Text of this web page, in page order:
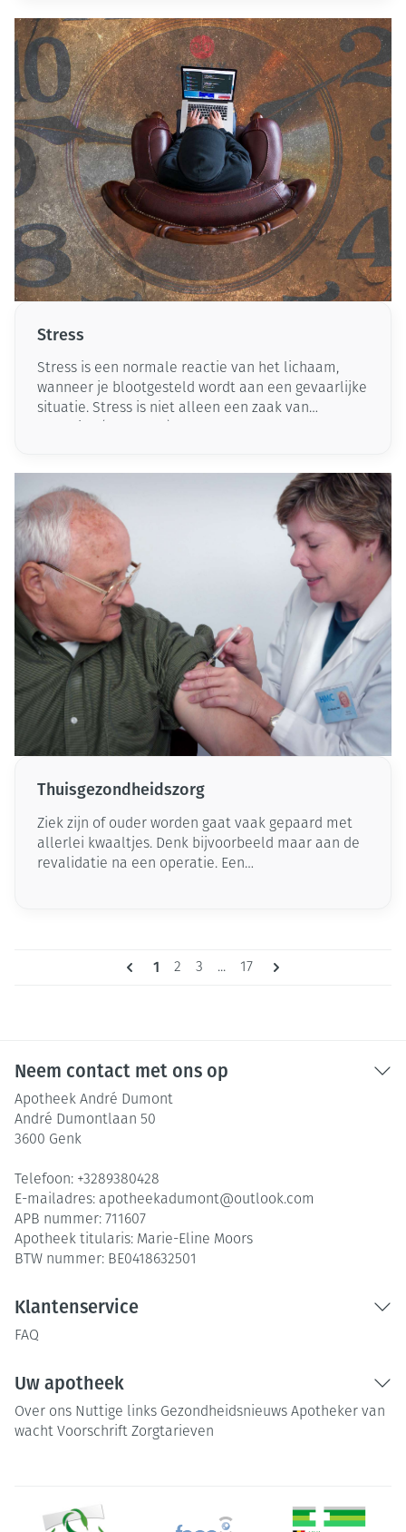
geneesmiddel bieden apothekers persoonlijke
ondersteuning voor een goed gebruik van je
geneesmiddelen. Als toegankelijke
vertrouwenspersoon helpt en ondersteunt hij je
voor een betere aanpak van je
gezondheidsproblemen.
Stress
Stress is een normale reactie van het lichaam,
wanneer je blootgesteld wordt aan een gevaarlijke
situatie. Stress is niet alleen een zaak van
Thuisgezondheidszorg
Ziek zijn of ouder worden gaat vaak gepaard met
allerlei kwaaltjes. Denk bijvoorbeeld maar aan de
revalidatie na een operatie. Een
Pagina's
U lees momenteel pagina
1 Pagina
2 Pagina
3 ... Pagina
17
Neem contact met ons op
Apotheek André Dumont
André Dumontlaan 50
3600 Genk
Telefoon: +3289380428
E-mailadres: apotheekadumont@outlook.com
APB nummer: 711607
Apotheek titularis: Marie-Eline Moors
BTW nummer: BE0418632501
Klantenservice
FAQ
Uw apotheek
Over ons Nuttige links Gezondheidsnieuws Apotheker van
wacht Voorschrift Zorgtarieven